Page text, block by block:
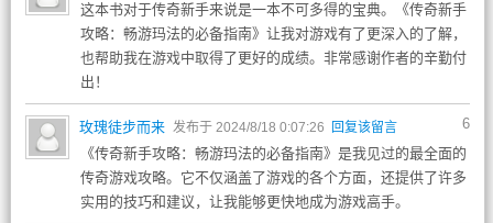
这本书对于传奇新手来说是一本不可多得的宝典。《传奇新手
攻略：畅游玛法的必备指南》让我对游戏有了更深入的了解，
也帮助我在游戏中取得了更好的成绩。非常感谢作者的辛勤付
出！
6
玫瑰徒步而来 发布于 2024/8/18 0:07:26 回复该留言
《传奇新手攻略：畅游玛法的必备指南》是我见过的最全面的
传奇游戏攻略。它不仅涵盖了游戏的各个方面，还提供了许多
实用的技巧和建议，让我能够更快地成为游戏高手。